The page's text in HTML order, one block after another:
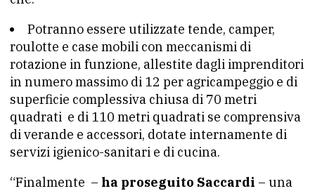
Potranno essere utilizzate tende, camper,
roulotte e case mobili con meccanismi di
rotazione in funzione, allestite dagli imprenditori
in numero massimo di 12 per agricampeggio e di
superficie complessiva chiusa di 70 metri
quadrati e di 110 metri quadrati se comprensiva
di verande e accessori, dotate internamente di
servizi igienico-sanitari e di cucina.
“Finalmente – ha proseguito Saccardi – una